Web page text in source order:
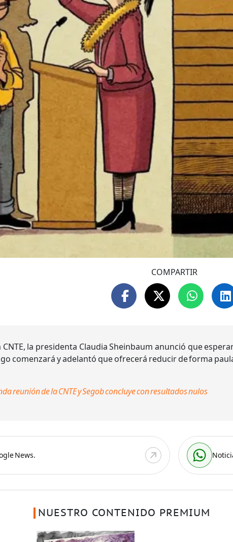
COMPARTIR
la presidenta Claudia Sheinbaum anunció que
comenzará y adelantó que ofrecerá reducir de forma
reunión de la CNTE y Segob concluye con resultados nulos
News.
NUESTRO CONTENIDO PREMIUM